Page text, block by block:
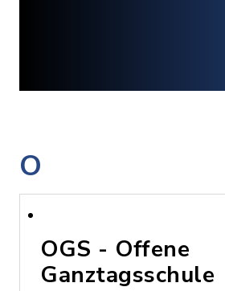
O
OGS - Offene
Ganztagsschule